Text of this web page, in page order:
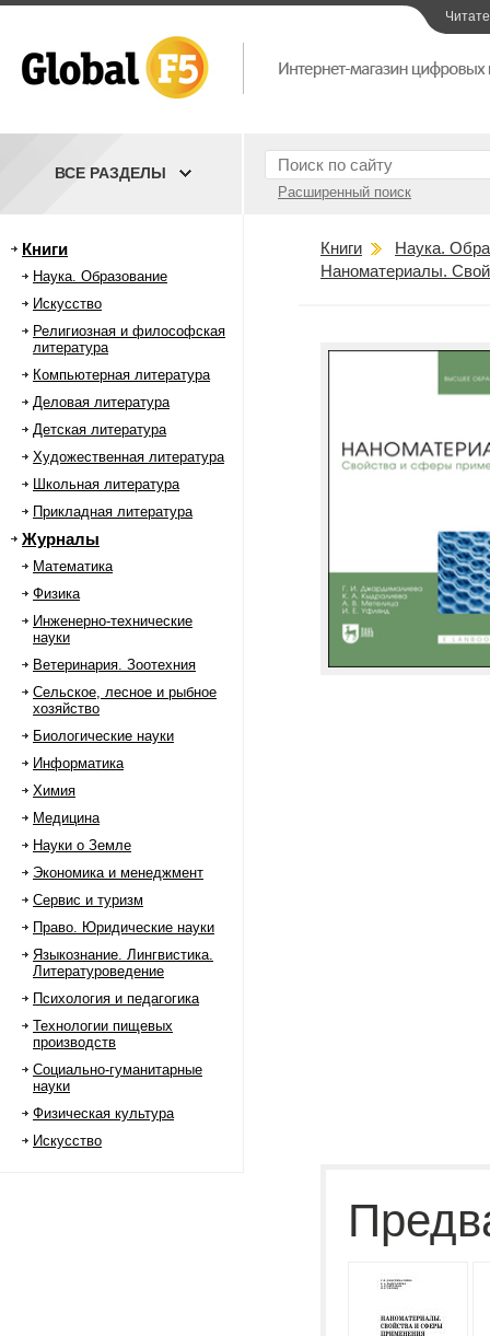
Расширенный поиск
ВСЕ РАЗДЕЛЫ
Книги
Наука. Образование
Искусство
Религиозная и философская
литература
Компьютерная литература
Деловая литература
Детская литература
Художественная литература
Школьная литература
Прикладная литература
Журналы
Математика
Физика
Инженерно-технические
науки
Ветеринария. Зоотехния
Сельское, лесное и рыбное
хозяйство
Биологические науки
Информатика
Химия
Медицина
Науки о Земле
Экономика и менеджмент
Сервис и туризм
Право. Юридические науки
Языкознание. Лингвистика.
Литературоведение
Психология и педагогика
Технологии пищевых
производств
Социально-гуманитарные
науки
Физическая культура
Искусство
Книги
Наука.
Наноматериалы.